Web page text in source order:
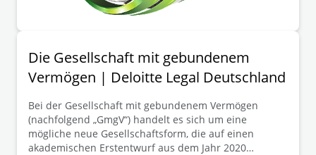
Die Gesellschaft mit gebundenem
Vermögen | Deloitte Legal Deutschland
Bei der Gesellschaft mit gebundenem Vermögen
(nachfolgend „GmgV“) handelt es sich um eine
mögliche neue Gesellschaftsform, die auf einen
akademischen Erstentwurf aus dem Jahr 2020